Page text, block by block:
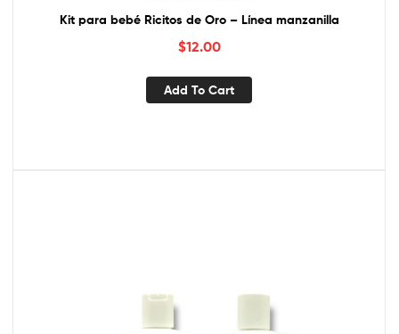
Kit para bebé Ricitos de Oro – Línea manzanilla
$12.00
Add To Cart